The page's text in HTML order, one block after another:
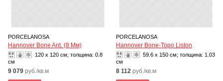
PORCELANOSA
Hannover Bone Ant. (8 Мм)
120 x 120 см; толщина: 0.8
см
9 079 руб./кв.м
PORCELANOSA
Hannover Bone-Topo Liston
59.6 x 150 см; толщина: 1.03
см
8 112 руб./кв.м